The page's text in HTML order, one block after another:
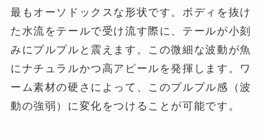
最もオーソドックスな形状です。ボディを抜け
た水流をテールで受け流す際に、テールが小刻
みにプルプルと震えます。この微細な波動が魚
にナチュラルかつ高アピールを発揮します。ワ
ーム素材の硬さによって、このプルプル感（波
動の強弱）に変化をつけることが可能です。